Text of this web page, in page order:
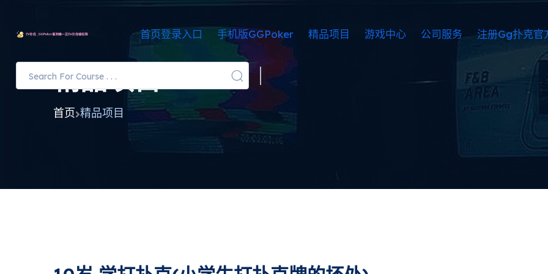
首页登录入口 手机版GGPoker 精品项目 游戏中心 公司服务 注册gg扑克官
精品项目
首页 精品项目